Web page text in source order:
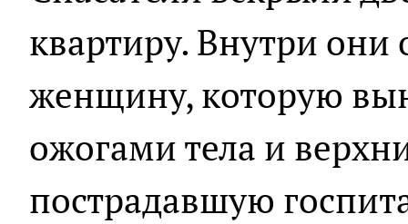
квартиру. Внутри
женщину, которую
ожогами тела и
пострадавшую